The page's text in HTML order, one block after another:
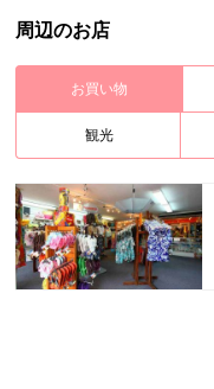
周辺のお店
お買い物
観光